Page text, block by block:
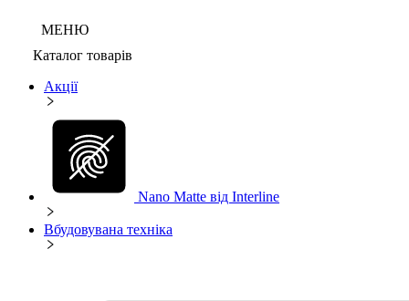
МЕНЮ
Каталог товарів
Акції
Nano Matte від Interline
Вбудовувана техніка